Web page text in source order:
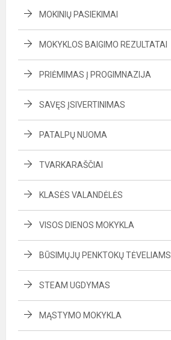
MOKINIŲ PASIEKIMAI
MOKYKLOS BAIGIMO REZULTATAI
PRIĖMIMAS Į PROGIMNAZIJA
SAVĘS ĮSIVERTINIMAS
PATALPŲ NUOMA
TVARKARAŠČIAI
KLASĖS VALANDĖLĖS
VISOS DIENOS MOKYKLA
BŪSIMŲJŲ PENKTOKŲ TĖVELIAMS
STEAM UGDYMAS
MĄSTYMO MOKYKLA